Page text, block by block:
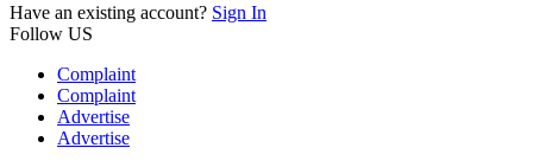
Have an existing account? Sign In
Follow US
Complaint
Complaint
Advertise
Advertise